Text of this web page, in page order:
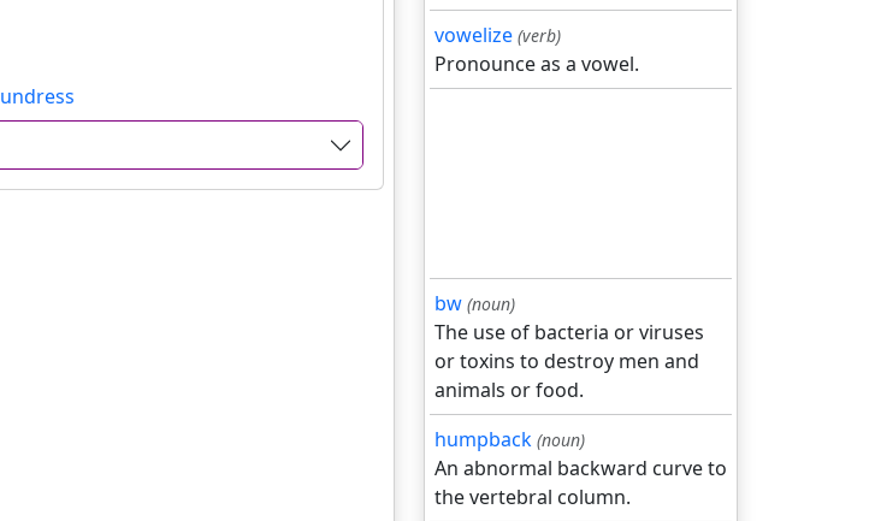
undress
vowelize (verb)
Pronounce as a vowel.
bw (noun)
The use of bacteria or viruses
or toxins to destroy men and
animals or food.
humpback (noun)
An abnormal backward curve to
the vertebral column.